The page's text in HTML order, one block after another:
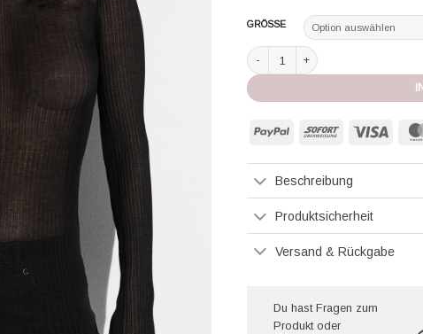
GRÖSSE
Zimmerli Tshirt langarm Richelieu
PayPal Sofort Visa
Beschreibung
Produktsicherheit
Versand & Rückgabe
Du hast Fragen zum
Produkt oder